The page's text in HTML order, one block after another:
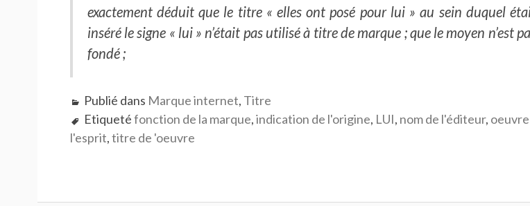
exactement déduit que le titre « elles ont posé pour lui » au sein duquel
inséré le signe « lui » n’était pas utilisé à titre de marque ; que le moyen n’est
fondé ;
Publié dans Marque internet, Titre
Etiquetéfonction de la marque,indication de l'origine, LUI, nom de l'éditeur,
l'esprit,titre de 'oeuvre